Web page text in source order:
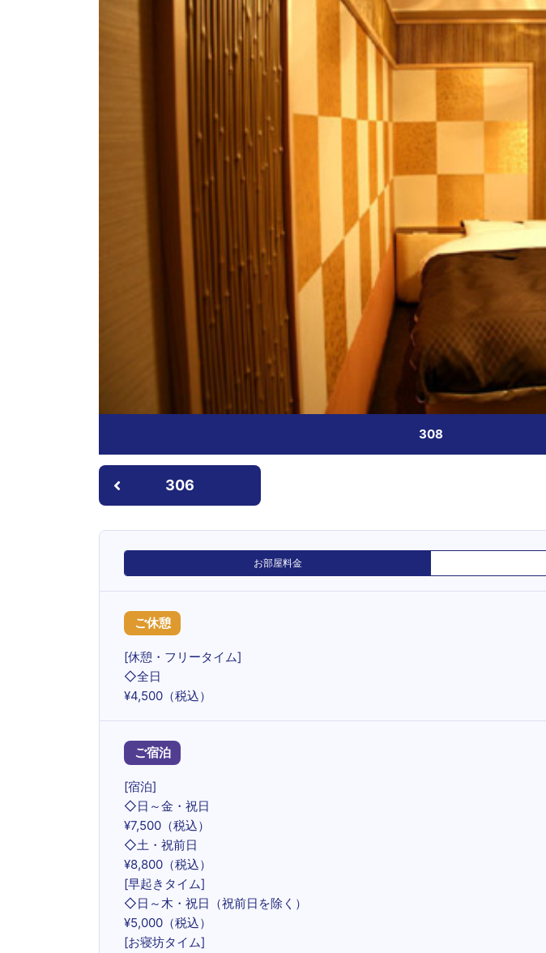
308
306
お部屋料金
ご休憩
[休憩・フリータイム]
◇全日
¥4,500（税込）
ご宿泊
[宿泊]
◇日～金・祝日
¥7,500（税込）
◇土・祝前日
¥8,800（税込）
[早起きタイム]
◇日～木・祝日（祝前日を除く）
¥5,000（税込）
[お寝坊タイム]